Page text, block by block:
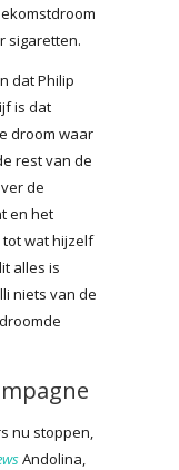
sigaretten.
dat Philip
is dat
droom waar
rest van de
de
en het
wat hijzelf
alles is
niets van de
nu stoppen,
Andolina,